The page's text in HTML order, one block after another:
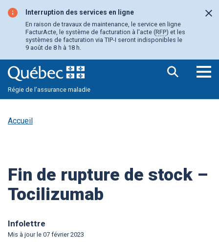
contenu
principal
Interruption des services en ligne
En raison de travaux de maintenance, le service en ligne
FacturActe, le système de facturation à l'acte (RFP) et les
systèmes de facturation via TIP-I seront indisponibles le
9 août de 8 h à 18 h.
Régie de l’assurance maladie
Accueil
Fin de rupture de stock –
Tocilizumab
Infolettre
Mis à jour le 07 février 2023